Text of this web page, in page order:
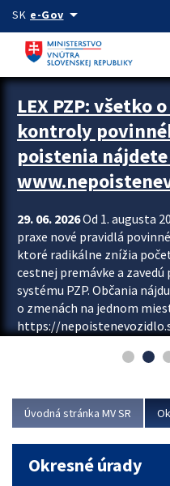
Preskocit na hlavný obsah
SK e-Govarrow_drop_down
Zastavit automatický posun
LEX PZP: všetko
kontroly
poistenia nájdete
29. 06. 2026Od 1. augusta
praxe nové pravidlá
ktoré radikálne znížia
cestnej premávke a
systému PZP. Občania
o zmenách na jednom
https://
asociácie poisťovní
Viac
Úvodná stránka MV SR
Okresné úrady